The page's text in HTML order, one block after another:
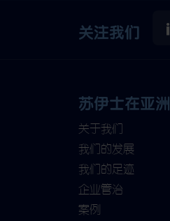
关注我们
苏伊士在亚洲
关于我们
我们的发展
我们的足迹
企业管治
案例